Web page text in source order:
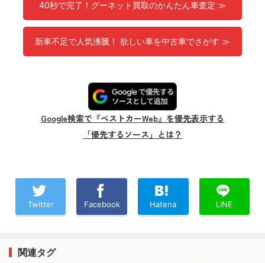
40秒で完了！グーネット買取のかんたん車査定 ≫
新車不足で人気沸騰！ 欲しい車を中古車でさがす ≫
Google検索で『ベストカーWeb』を優先表示する
「優先するソース」とは？
Twitter Facebook Hatena LINE
関連タグ